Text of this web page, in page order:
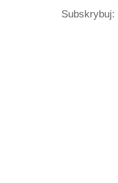
Subskrybuj: